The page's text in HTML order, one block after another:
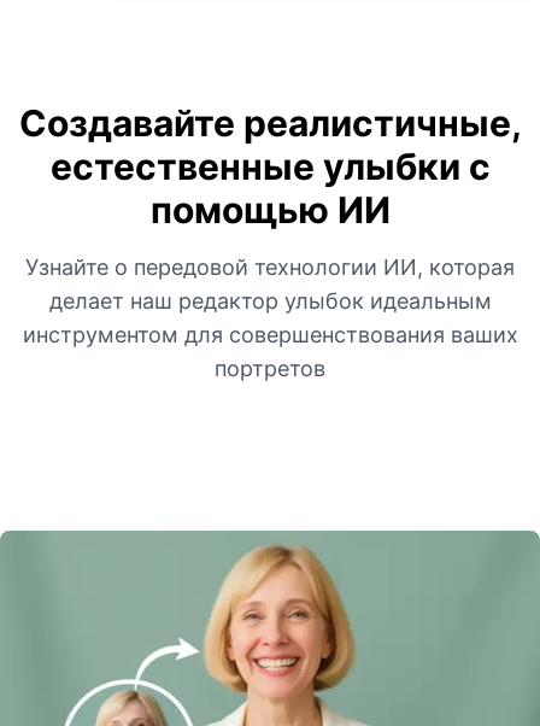
Создавайте реалистичные,
естественные улыбки с
помощью ИИ
Узнайте о передовой технологии ИИ, которая
делает наш редактор улыбок идеальным
инструментом для совершенствования ваших
портретов